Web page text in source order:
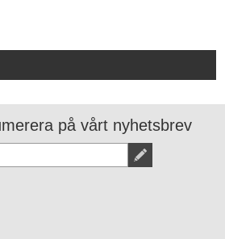
på vårt nyhetsbrev